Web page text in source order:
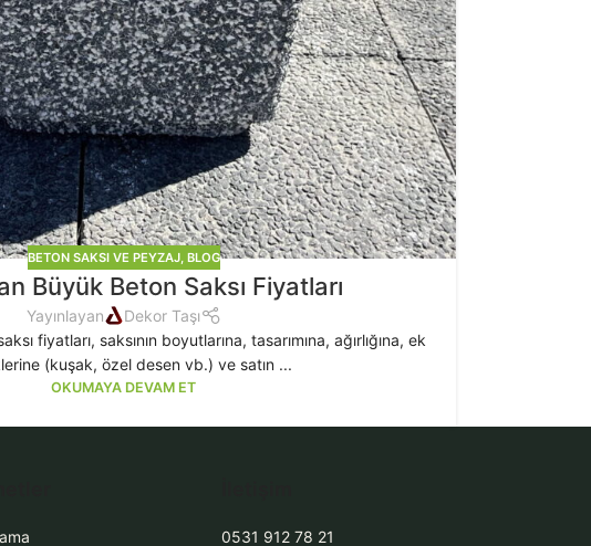
BETON SAKSI VE PEYZAJ, BLOG
Büyük Beton Saksı Fiyatları
Yayınlayan
Dekor Taşı
fiyatları, saksının boyutlarına, tasarımına, ağırlığına, ek
(kuşak, özel desen vb.) ve satın ...
OKUMAYA DEVAM ET
0531 912 78 21